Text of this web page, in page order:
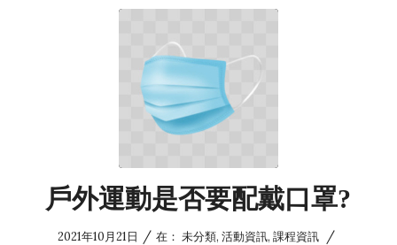
戶外運動是否要配戴口罩?
2021年10月21日 / 在： 未分類, 活動資訊, 課程資訊 /